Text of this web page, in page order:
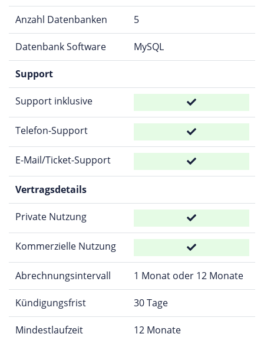
Anzahl Datenbanken 5
Datenbank Software MySQL
Support
Support inklusive
Telefon-Support
E-Mail/Ticket-Support
Vertragsdetails
Private Nutzung
Kommerzielle Nutzung
Abrechnungsintervall 1 Monat oder 12 Monate
Kündigungsfrist 30 Tage
Mindestlaufzeit 12 Monate